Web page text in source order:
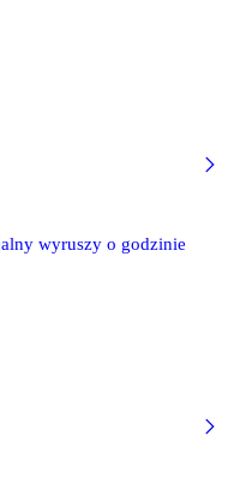
wyruszy o godzinie